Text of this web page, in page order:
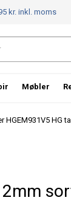
HGEM931V5 HG
kr.inkl. moms
Møbler